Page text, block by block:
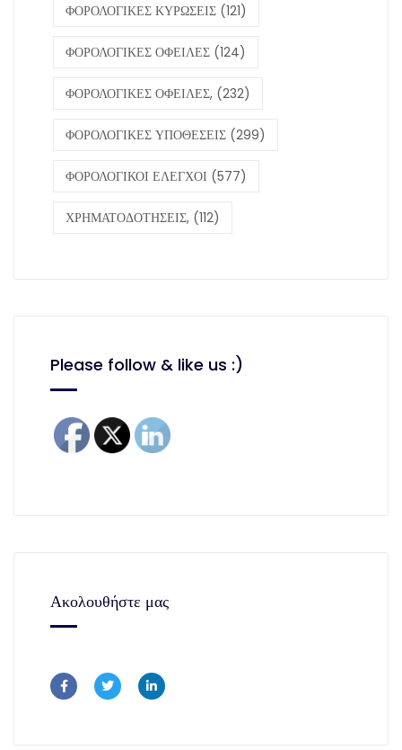
ΦΟΡΟΛΟΓΙΚΕΣ ΚΥΡΩΣΕΙΣ (121)
ΦΟΡΟΛΟΓΙΚΕΣ ΟΦΕΙΛΕΣ (124)
ΦΟΡΟΛΟΓΙΚΕΣ ΟΦΕΙΛΕΣ, (232)
ΦΟΡΟΛΟΓΙΚΕΣ ΥΠΟΘΕΣΕΙΣ (299)
ΦΟΡΟΛΟΓΙΚΟΙ ΕΛΕΓΧΟΙ (577)
ΧΡΗΜΑΤΟΔΟΤΗΣΕΙΣ, (112)
Please follow & like us :)
Ακολουθήστε μας